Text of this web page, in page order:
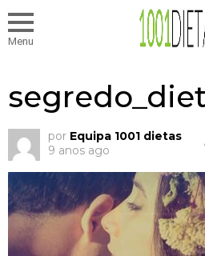
Menu
por Equipa 1001 dietas
9 anos ago